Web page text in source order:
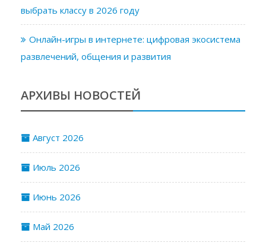
выбрать классу в 2026 году
Онлайн-игры в интернете: цифровая экосистема
развлечений, общения и развития
АРХИВЫ НОВОСТЕЙ
Август 2026
Июль 2026
Июнь 2026
Май 2026